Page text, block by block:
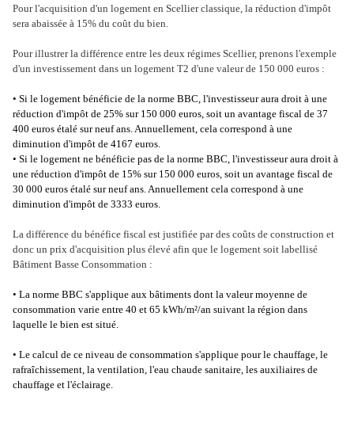
Pour l'acquisition d'un logement en Scellier classique, la réduction d'impôt
sera abaissée à 15% du coût du bien.
Pour illustrer la différence entre les deux régimes Scellier, prenons l'exemple
d'un investissement dans un logement T2 d'une valeur de 150 000 euros :
• Si le logement bénéficie de la norme BBC, l'investisseur aura droit à une
réduction d'impôt de 25% sur 150 000 euros, soit un avantage fiscal de 37
400 euros étalé sur neuf ans. Annuellement, cela correspond à une
diminution d'impôt de 4167 euros.
• Si le logement ne bénéficie pas de la norme BBC, l'investisseur aura droit à
une réduction d'impôt de 15% sur 150 000 euros, soit un avantage fiscal de
30 000 euros étalé sur neuf ans. Annuellement cela correspond à une
diminution d'impôt de 3333 euros.
La différence du bénéfice fiscal est justifiée par des coûts de construction et
donc un prix d'acquisition plus élevé afin que le logement soit labellisé
Bâtiment Basse Consommation :
• La norme BBC s'applique aux bâtiments dont la valeur moyenne de
consommation varie entre 40 et 65 kWh/m²/an suivant la région dans
laquelle le bien est situé.
• Le calcul de ce niveau de consommation s'applique pour le chauffage, le
rafraîchissement, la ventilation, l'eau chaude sanitaire, les auxiliaires de
chauffage et l'éclairage.